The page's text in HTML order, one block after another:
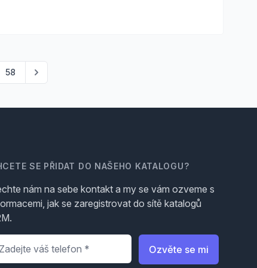
58
SE PŘIDAT DO NAŠEHO KATALOGU?
nám na sebe kontakt a my se vám ozveme s
jak se zaregistrovat do sítě katalogů
Ozvěte se mi